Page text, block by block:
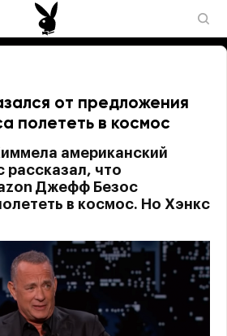
от предложения
полететь в космос
американский
рассказал, что
Джефф Безос
в космос. Но Хэнкс